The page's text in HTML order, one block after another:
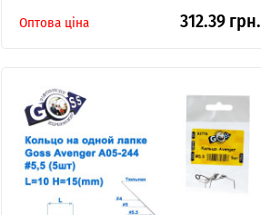
Оптова ціна
312.39 грн.